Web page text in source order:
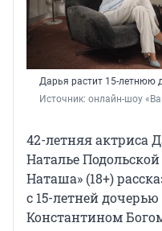
Дарья растит 15-летнюю
Источник: онлайн-шоу
42-летняя актриса
Наталье
Наташа» (18+)
с 15-летней
Константином